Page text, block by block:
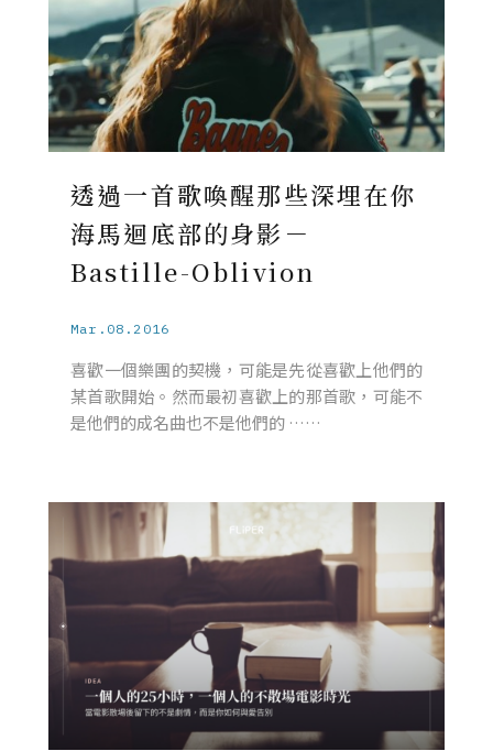
透過一首歌喚醒那些深埋在你
海馬迴底部的身影－
Bastille-Oblivion
Mar.08.2016
喜歡一個樂團的契機，可能是先從喜歡上他們的
某首歌開始。然而最初喜歡上的那首歌，可能不
是他們的成名曲也不是他們的 ……